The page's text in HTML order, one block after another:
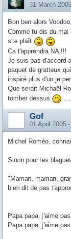
31 March
Bon ben alors
Comme tu dis du mal
s'te plaît
Ca t'apprendra NA !!!
Je suis pas d'accord
paquet de gratteux
inspiré plus d'un je
Que serait Michaël
tomber dessus
....
Gof
01 April 2005
Michel Roméo,
Sinon pour les
"Maman, maman,
bien dit de pas
Papa papa, j'aime
Papa papa, j'aime